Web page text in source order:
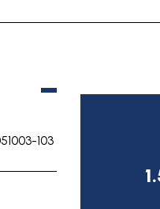
103